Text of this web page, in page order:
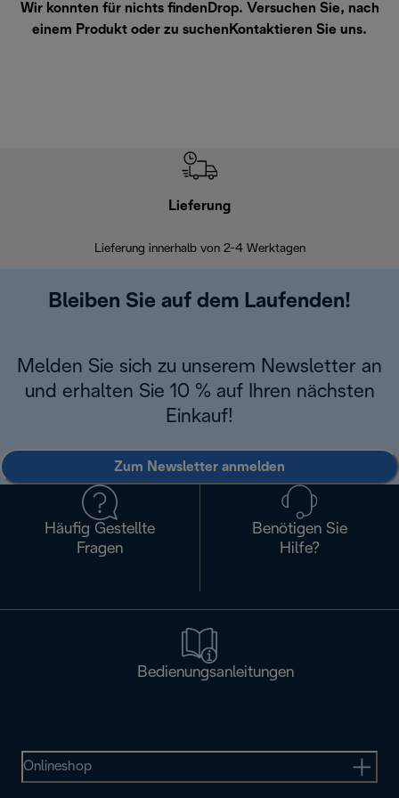
Wir konnten für nichts findenDrop. Versuchen Sie, nach
einem Produkt oder zu suchen Kontaktieren Sie uns.
Lieferung
Lieferung innerhalb von 2-4 Werktagen
Bleiben Sie auf dem Laufenden!
Melden Sie sich zu unserem Newsletter an
und erhalten Sie 10 % auf Ihren nächsten
Einkauf!
Zum Newsletter anmelden
Häufig Gestellte
Fragen
Benötigen Sie
Hilfe?
Bedienungsanleitungen
Onlineshop